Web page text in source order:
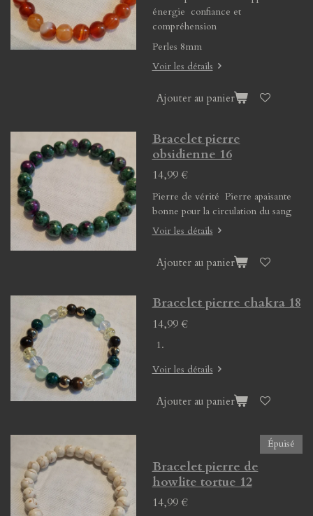
énergie confiance et
compréhension
Perles 8mm
Voir les détails
Ajouter au panier
Bracelet pierre
obsidienne 16
14,99 €
Pierre de vérité Pierre apaisante
bonne pour la circulation du sang
Voir les détails
Ajouter au panier
Bracelet pierre chakra 18
14,99 €
Voir les détails
Ajouter au panier
Épuisé
Bracelet pierre de
howlite tortue 12
14,99 €